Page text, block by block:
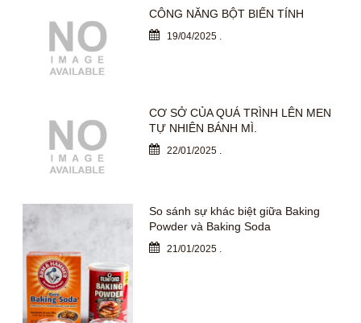
CÔNG NĂNG BỘT BIẾN TÍNH
19/04/2025 .
CƠ SỞ CỦA QUÁ TRÌNH LÊN MEN
TỰ NHIÊN BÁNH MÌ.
22/01/2025
So sánh sự khác biệt giữa Baking
Powder và Baking Soda
21/01/2025 .